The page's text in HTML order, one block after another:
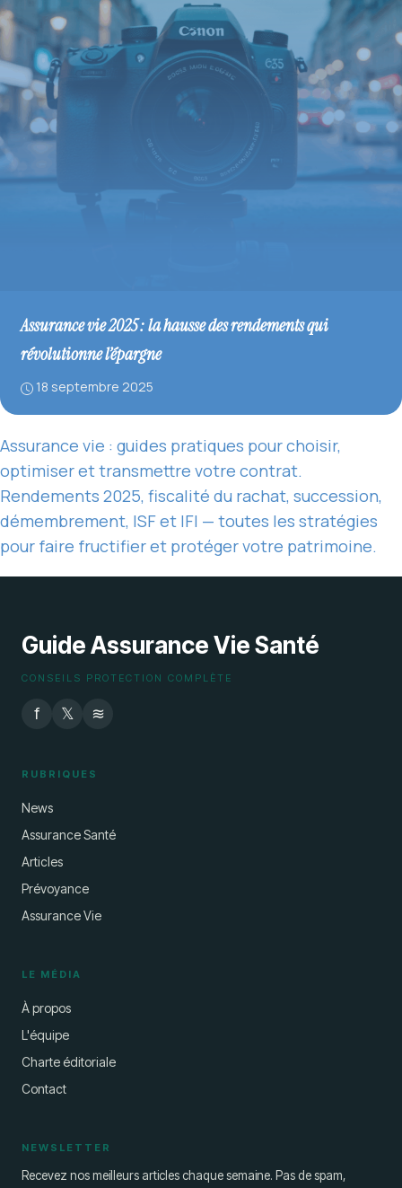
Assurance vie 2025 : la hausse des rendements qui
révolutionne l’épargne
18 septembre 2025
Assurance vie : guides pratiques pour choisir,
optimiser et transmettre votre contrat.
Rendements 2025, fiscalité du rachat, succession,
démembrement, ISF et IFI — toutes les stratégies
pour faire fructifier et protéger votre patrimoine.
Guide Assurance Vie Santé
CONSEILS PROTECTION COMPLÈTE
f 𝕏 ≋
RUBRIQUES
News
Assurance Santé
Articles
Prévoyance
Assurance Vie
LE MÉDIA
À propos
L'équipe
Charte éditoriale
Contact
NEWSLETTER
Recevez nos meilleurs articles chaque semaine. Pas de spam,